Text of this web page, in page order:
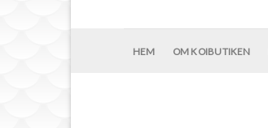
HEM OM KOIBUTIKEN